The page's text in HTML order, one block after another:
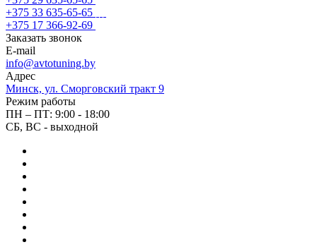
+375 33 635-65-65
+375 17 366-92-69
Заказать звонок
E-mail
info@avtotuning.by
Адрес
Минск, ул. Сморговский тракт 9
Режим работы
ПН – ПТ: 9:00 - 18:00
СБ, ВС - выходной